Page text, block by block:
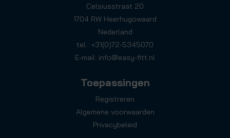
Celsiusstraat 20
1704 RW Heerhugowaard
Nederland
tel.: +31(0)72-5345070
E-mail: info@easy-fitt.nl
Toepassingen
Registreren
Algemene voorwaarden
Privacybeleid